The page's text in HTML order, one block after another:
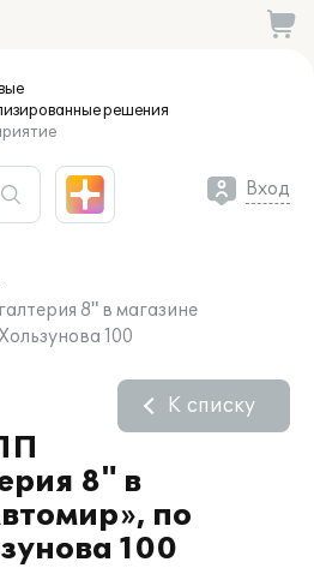
решения
Вход
8" в магазине
100
8" в
по
100
К списку